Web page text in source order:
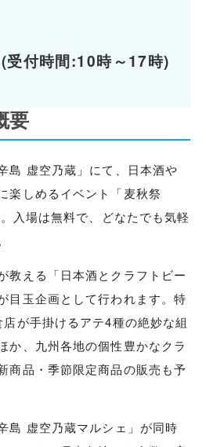
付時間:10時～17時)
要
島 虚空乃蔵」にて、日本酒や
楽しめるイベント「麦秋祭
入場は無料で、どなたでも気軽
教える「日本酒とクラフトビー
目玉企画として行われます。特
が手掛けるアテ4種の絶妙な組
か、九州各地の個性豊かなクラ
商品・季節限定商品の販売も予
島 虚空乃蔵マルシェ」が同時